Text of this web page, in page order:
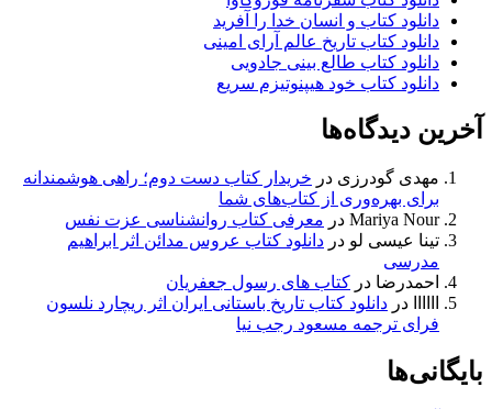
دانلود کتاب و انسان خدا را آفرید
دانلود کتاب تاریخ عالم آرای امینی
دانلود کتاب طالع بینی جادویی
دانلود کتاب خود هیپنوتیزم سریع
آخرین دیدگاه‌ها
مهدی گودرزی در خریدار کتاب دست دوم؛ راهی هوشمندانه
برای بهره‌وری از کتاب‌های شما
Mariya Nour در معرفی کتاب روانشناسی عزت نفس
تینا عیسی لو در دانلود کتاب عروس مدائن اثر ابراهیم
مدرسی
احمدرضا در کتاب های رسول جعفریان
در دانلود کتاب تاریخ باستانی ایران اثر ریچارد نلسون
فرای ترجمه مسعود رجب نیا
بایگانی‌ها